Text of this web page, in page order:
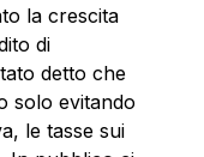
la crescita
di
detto che
solo evitando
le tasse sui